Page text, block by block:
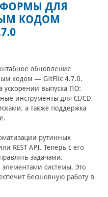
ДЛЯ
КОДОМ
обновление
кодом — GitFlic 4.7.0.
ускорении выпуска ПО:
инструменты для CI/CD,
а также поддержка
рутинных
REST API. Теперь с его
задачами,
элементами системы. Это
бесшовную работу в